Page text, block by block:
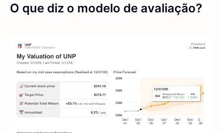
O que diz o modelo de avaliação?